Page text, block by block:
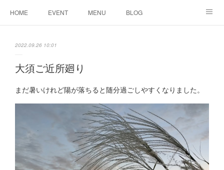
HOME EVENT MENU BLOG
2022.09.26 10:01
大須ご近所廻り
まだ暑いけれど陽が落ちると随分過ごしやすくなりました。